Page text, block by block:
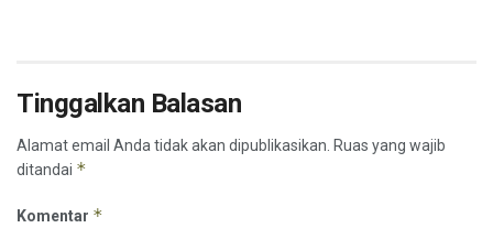
Tinggalkan Balasan
Alamat email Anda tidak akan dipublikasikan. Ruas yang wajib
ditandai *
Komentar *